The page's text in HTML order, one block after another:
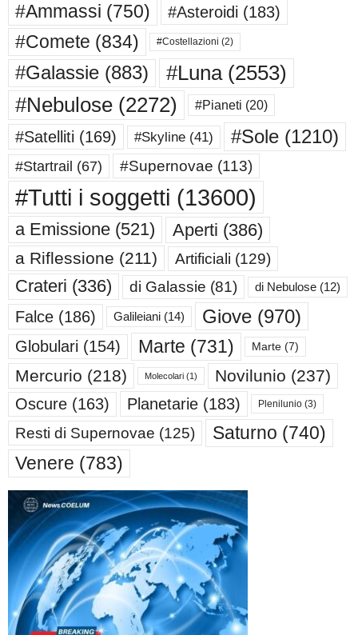
#Ammassi (750) #Asteroidi (183)
#Comete (834) #Costellazioni (2)
#Galassie (883) #Luna(2553)
#Nebulose (2272) #Pianeti (20)
#Satelliti (169) #Skyline (41) #Sole (1210)
#Startrail (67) #Supernovae (113)
#Tutti i soggetti (13600)
a Emissione (521) Aperti (386)
a Riflessione (211) Artificiali (129)
Crateri (336) di Galassie (81) di Nebulose (12)
Falce (186) Galileiani (14) Giove (970)
Globulari (154) Marte (731) Marte (7)
Mercurio (218) Molecolari (1) Novilunio (237)
Oscure (163) Planetarie (183) Plenilunio (3)
Resti di Supernovae (125) Saturno (740)
Venere (783)